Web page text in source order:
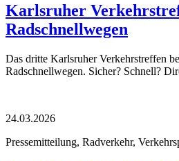
Karlsruher
Radschnellwegen
Das dritte Karlsruher Verkehrstreffen
Radschnellwegen. Sicher? Schnell?
24.03.2026
Pressemitteilung, Radverkehr,